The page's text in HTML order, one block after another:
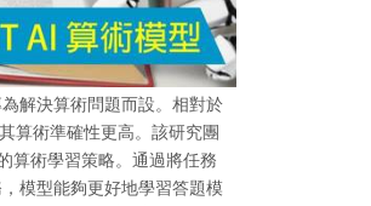
解決算術問題而設。相對於
算術準確性更高。該研究團
算術學習策略。通過將任務
模型能夠更好地學習答題模